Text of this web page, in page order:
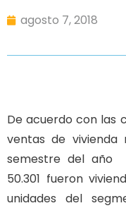
agosto 7, 2018
De acuerdo con las
ventas de vivienda
semestre del año
50.301 fueron
unidades del